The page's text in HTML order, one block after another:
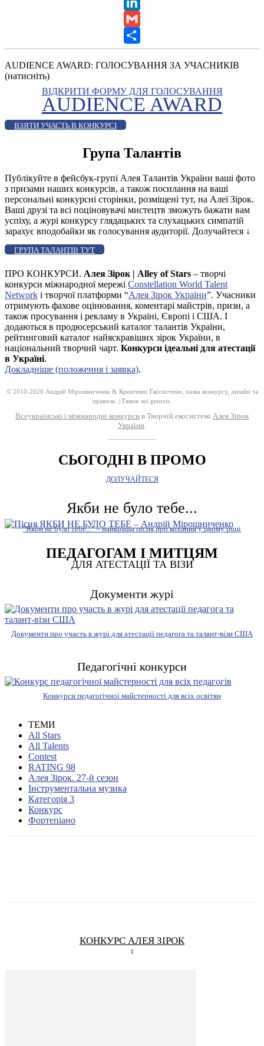
LinkedIn
Gmail
Share
AUDIENCE AWARD: ГОЛОСУВАННЯ ЗА УЧАСНИКІВ
(натисніть)
ВІДКРИТИ ФОРМУ ДЛЯ ГОЛОСУВАННЯ
AUDIENCE AWARD
ВЗЯТИ УЧАСТЬ В КОНКУРСІ
Група Талантів
Публікуйте в фейсбук-групі Алея Талантів України ваші фото
з призами наших конкурсів, а також посилання на ваші
персональні конкурсні сторінки, розміщені тут, на Алеї Зірок.
Ваші друзі та всі поціновувачі мистецтв зможуть бажати вам
успіху, а журі конкурсу глядацьких та слухацьких симпатій
зарахує вподобайки як голосування аудиторії. Долучайтеся ↓
ГРУПА ТАЛАНТІВ ТУТ
ПРО КОНКУРСИ. Алея Зірок | Alley of Stars – творчі
конкурси міжнародної мережі Constellation World Talent
Network і творчої платформи “Алея Зірок України”. Учасники
отримують фахове оцінювання, коментарі майстрів, призи, а
також просування і рекламу в Україні, Європі і США. І
додаються в продюсерський каталог талантів України,
рейтинговий каталог найяскравіших зірок України, в
національний творчий чарт. Конкурси ідеальні для атестації
в Україні.
Докладніше (положення і заявка).
© 2010-2026 Андрій Мірошниченко & Креативні Екосистеми, назва конкурсу, дизайн та
правила. | Також sui generis.
Всеукраїнські і міжнародні конкурси в Творчій екосистемі Алея Зірок
України
СЬОГОДНІ В ПРОМО
ДОЛУЧАЙТЕСЯ
Якби не було тебе...
"Якби не було тебе..." – найкраща пісня про кохання у цьому році
ПЕДАГОГАМ І МИТЦЯМ
ДЛЯ АТЕСТАЦІЇ ТА ВІЗИ
Документи журі
Документи про участь в журі для атестації педагога та талант-візи США
Педагогічні конкурси
Конкурси педагогічної майстерності для всіх освітян
ТЕМИ
All Stars
All Talents
Contest
RATING 98
Алея Зірок. 27-й сезон
Інструментальна музика
Категорія 3
Конкурс
Фортепіано
КОНКУРС АЛЕЯ ЗІРОК